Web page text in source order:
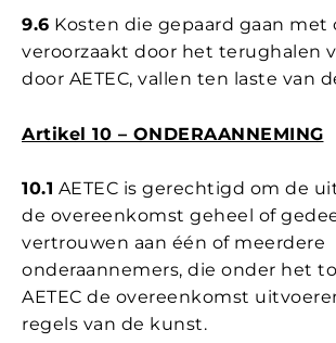
9.6 Kosten die gepaard gaan met
veroorzaakt door het terughalen
door AETEC, vallen ten laste van
Artikel 10 – ONDERAANNEMING
10.1 AETEC is gerechtigd om de
de overeenkomst geheel of
vertrouwen aan één of meerdere
onderaannemers, die onder het
AETEC de overeenkomst
regels van de kunst.